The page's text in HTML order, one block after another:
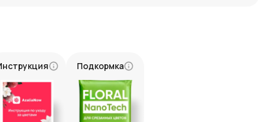
ищет что-то необычное и впечатляющее. «Пелагея» —
порадует. Закажите эту роскошную композицию прямо
Подкормка